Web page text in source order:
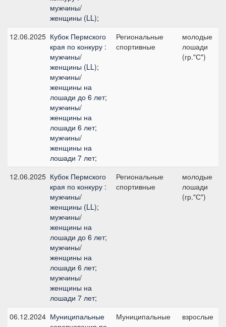
мужчины/
женщины (LL);
12.06.2025 Кубок Пермского
края по конкуру :
мужчины/
женщины (LL);
мужчины/
женщины на
лошади до 6 лет;
мужчины/
женщины на
лошади 6 лет;
мужчины/
женщины на
лошади 7 лет;
Региональные
спортивные
молодые
лошади
(гр."С")
12.06.2025 Кубок Пермского
края по конкуру :
мужчины/
женщины (LL);
мужчины/
женщины на
лошади до 6 лет;
мужчины/
женщины на
лошади 6 лет;
мужчины/
женщины на
лошади 7 лет;
Региональные
спортивные
молодые
лошади
(гр."С")
06.12.2024 Муниципальные
Муниципальные взрослые